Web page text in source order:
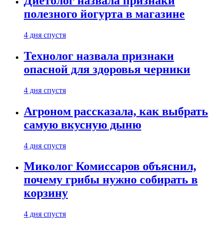
полезного йогурта в магазине
4 дня спустя
Технолог назвала признаки
опасной для здоровья черники
4 дня спустя
Агроном рассказала, как выбрать
самую вкусную дыню
4 дня спустя
Миколог Комиссаров объяснил,
почему грибы нужно собирать в
корзину
4 дня спустя